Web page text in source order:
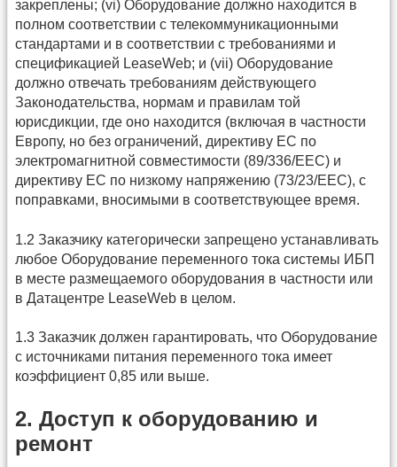
закреплены; (vi) Оборудование должно находится в
полном соответствии с телекоммуникационными
стандартами и в соответствии с требованиями и
спецификацией LeaseWeb; и (vii) Оборудование
должно отвечать требованиям действующего
Законодательства, нормам и правилам той
юрисдикции, где оно находится (включая в частности
Европу, но без ограничений, директиву ЕС по
электромагнитной совместимости (89/336/ЕЕС) и
директиву ЕС по низкому напряжению (73/23/ЕЕС), с
поправками, вносимыми в соответствующее время.
1.2 Заказчику категорически запрещено устанавливать
любое Оборудование переменного тока системы ИБП
в месте размещаемого оборудования в частности или
в Датацентре LeaseWeb в целом.
1.3 Заказчик должен гарантировать, что Оборудование
с источниками питания переменного тока имеет
коэффициент 0,85 или выше.
2. Доступ к оборудованию и
ремонт